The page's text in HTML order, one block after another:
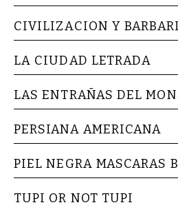
CIVILIZACION Y
LA CIUDAD LETRADA
LAS ENTRAÑAS DEL
PERSIANA AMERICANA
PIEL NEGRA MASCARAS
TUPI OR NOT TUPI